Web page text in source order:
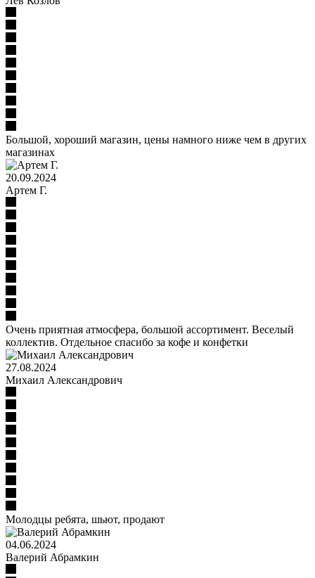
Большой, хороший магазин, цены намного ниже чем в других
магазинах
20.09.2024
Артем Г.
Очень приятная атмосфера, большой ассортимент. Веселый
коллектив. Отдельное спасибо за кофе и конфетки
27.08.2024
Михаил Александрович
Молодцы ребята, шьют, продают
04.06.2024
Валерий Абрамкин